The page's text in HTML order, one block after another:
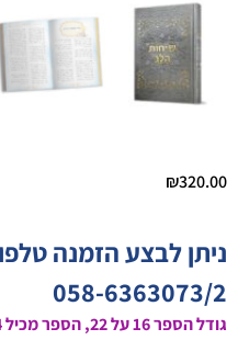
₪320.00
ניתן לבצע הזמנה
058-6363073/2
גודל הספר 16 על 22, הספר מכיל 424 עמודים